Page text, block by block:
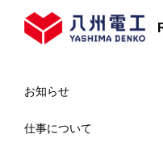
お知らせ
仕事について